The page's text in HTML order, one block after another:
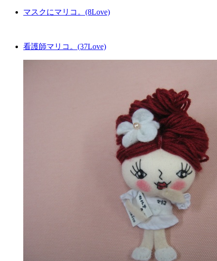
マスクにマリコ。(8Love)
看護師マリコ。(37Love)